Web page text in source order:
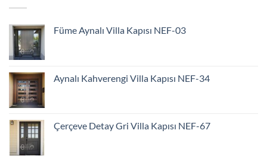
Füme Aynalı Villa Kapısı NEF-03
Aynalı Kahverengi Villa Kapısı NEF-34
Çerçeve Detay Gri Villa Kapısı NEF-67